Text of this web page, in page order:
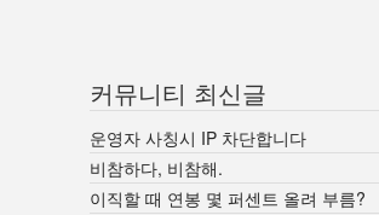
커뮤니티 최신글
운영자 사칭시 IP 차단합니다
비참하다, 비참해.
이직할 때 연봉 몇 퍼센트 올려 부름?